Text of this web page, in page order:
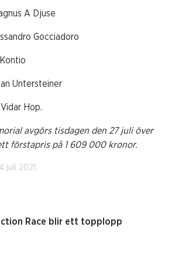
A Djuse
Gocciadoro
Untersteiner
Hop.
avgörs tisdagen den 27 juli över
förstapris på 1 609 000 kronor.
juli 2021.
Race blir ett topplopp